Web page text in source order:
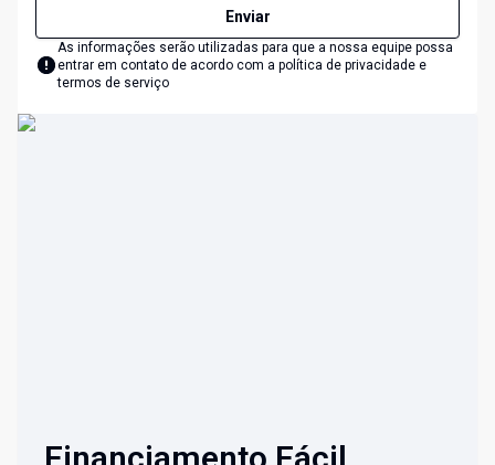
Enviar
As informações serão utilizadas para que a nossa equipe possa
entrar em contato de acordo com a política de privacidade e
termos de serviço